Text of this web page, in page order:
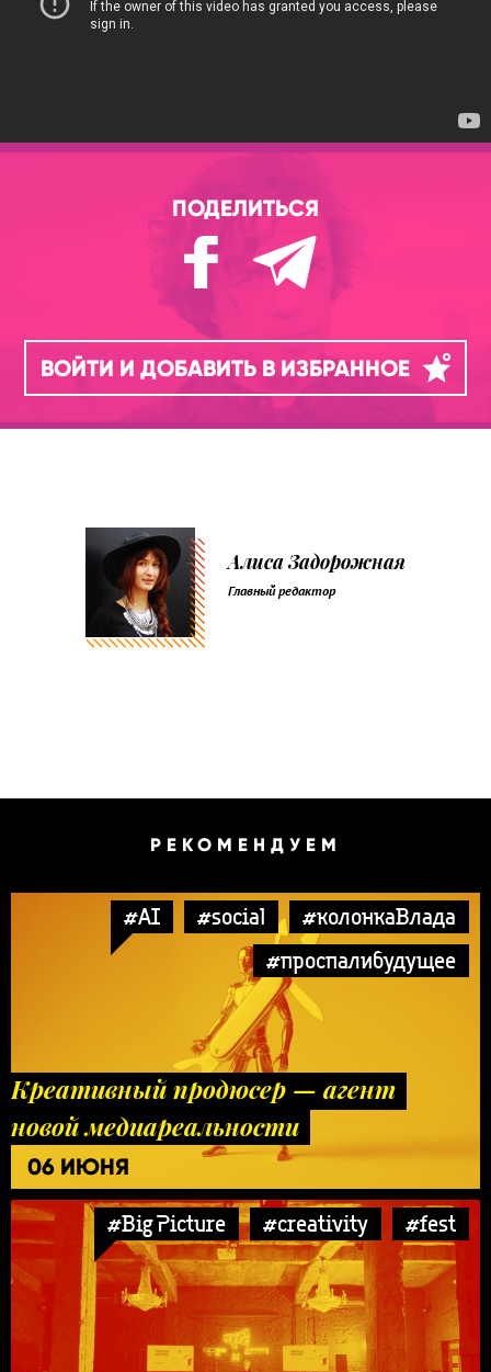
ПОДЕЛИТЬСЯ
ВОЙТИ И ДОБАВИТЬ В ИЗБРАННОЕ
Алиса Задорожная
Главный редактор
РЕКОМЕНДУЕМ
#AI #social
#колонкаВлада
#проспалибудущее
Креативный продюсер — агент
новой медиареальности
06 ИЮНЯ
#Big Picture #creativity #fest